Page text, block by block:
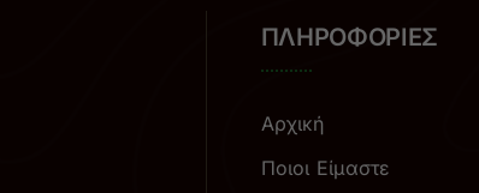
ΠΛΗΡΟΦΟΡΙΕΣ
Αρχική
Ποιοι Είμαστε